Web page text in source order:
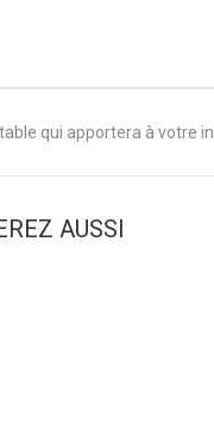
qui apportera à votre
AUSSI